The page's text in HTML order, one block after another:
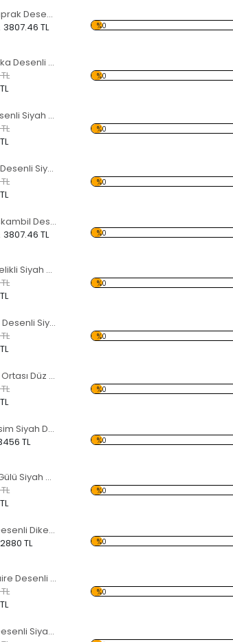
Çınar Yaprak Desenli Siyah Dekoratif Duvar Saati
3807.46 TL %0
Elips Halka Desenli Siyah Dekoratif Duvar Saati
%0
Bulut Desenli Siyah Dekoratif Duvar Saati
%0
Yapboz Desenli Siyah Dekoratif Duvar Saati
%0
Zar ve İskambil Desenli Siyah Dekoratif Duvar Saati
3807.46 TL %0
Ortası Delikli Siyah Dekoratif Duvar Saati
%0
12 Çıkıntı Desenli Siyah Dekoratif Duvar Saati
%0
Rakamlı Ortası Düz Siyah Dekoratif Duvar Saati
%0
Özel Kesim Siyah Dekoratif Duvar Saati
TL %0
Rüzgar Gülü Siyah Dekoratif Duvar Saati
%0
Karışık Desenli Dikey Siyah Dekoratif Duvar Saati
2880 TL %0
İç içe Daire Desenli Siyah Dekoratif Duvar Saati
%0
Karışık Desenli Siyah Dekoratif Duvar Saati